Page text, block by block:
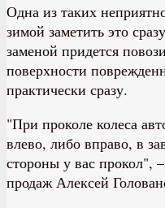
Одна из таких
зимой заметить это
заменой придется
поверхности
практически сразу.
"При проколе колеса
влево, либо вправо, в
стороны у вас прокол",
продаж Алексей